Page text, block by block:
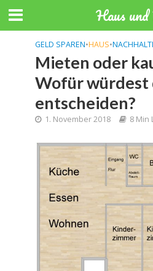
Haus
GELD SPAREN•HAUS•
Mieten oder
Wofür würdest
entscheiden?
1. November 2018 8 Min